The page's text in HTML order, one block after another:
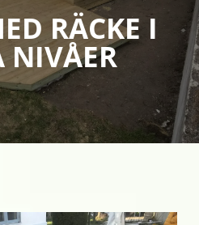
RÄCKE I
NIVÅER